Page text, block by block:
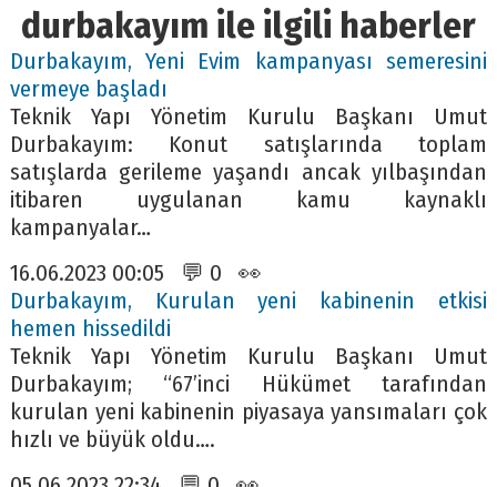
durbakayım ile ilgili haberler
Durbakayım, Yeni Evim kampanyası semeresini
vermeye başladı
Teknik Yapı Yönetim Kurulu Başkanı Umut
Durbakayım: Konut satışlarında toplam
satışlarda gerileme yaşandı ancak yılbaşından
itibaren uygulanan kamu kaynaklı
kampanyalar…
16.06.2023 00:05 💬 0 👀
Durbakayım, Kurulan yeni kabinenin etkisi
hemen hissedildi
Teknik Yapı Yönetim Kurulu Başkanı Umut
Durbakayım; “67’inci Hükümet tarafından
kurulan yeni kabinenin piyasaya yansımaları çok
hızlı ve büyük oldu….